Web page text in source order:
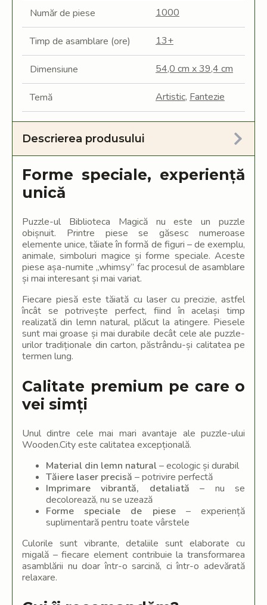
Număr de piese 1000
Timp de asamblare (ore) 13+
Dimensiune 54,0 cm x 39,4 cm
Temă Artistic, Fantezie
Descrierea produsului
Forme speciale, experiență
unică
Puzzle-ul Biblioteca Magică nu este un puzzle
obișnuit. Printre piese se găsesc numeroase
elemente unice, tăiate în formă de figuri – de exemplu,
animale, simboluri magice și forme speciale. Aceste
piese așa-numite „whimsy” fac procesul de asamblare
și mai interesant și mai variat.
Fiecare piesă este tăiată cu laser cu precizie, astfel
încât se potrivește perfect, fiind în același timp
realizată din lemn natural, plăcut la atingere. Piesele
sunt mai groase și mai durabile decât cele ale puzzle-
urilor tradiționale din carton, păstrându-și calitatea pe
termen lung.
Calitate premium pe care o
vei simți
Unul dintre cele mai mari avantaje ale puzzle-ului
Wooden.City este calitatea excepțională.
Material din lemn natural– ecologic și durabil
Tăiere laser precisă – potrivire perfectă
Imprimare vibrantă, detaliată – nu se
decolorează, nu se uzează
Forme speciale de piese– experiență
suplimentară pentru toate vârstele
Culorile sunt vibrante, detaliile sunt elaborate cu
migală – fiecare element contribuie la transformarea
asamblării nu doar într-o sarcină, ci într-o adevărată
relaxare.